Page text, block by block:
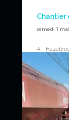
Chantier
samedi 1
A
plusieurs
grâce à
capable
et aux